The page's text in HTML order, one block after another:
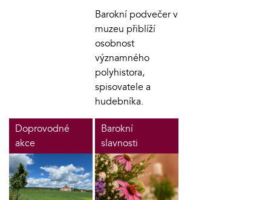
Barokní podvečer v
muzeu přiblíží
osobnost
významného
polyhistora,
spisovatele a
hudebníka.
Doprovodné
akce
Barokní
slavnosti